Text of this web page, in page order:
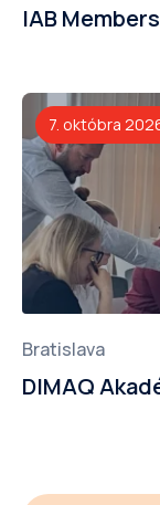
IAB
7. októbra
Bratislava
DIMAQ